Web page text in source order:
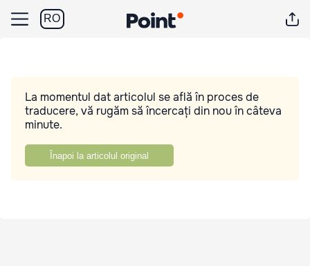
RO
La momentul dat articolul se află în proces de
traducere, vă rugăm să încercați din nou în câteva
minute.
Înapoi la articolul original